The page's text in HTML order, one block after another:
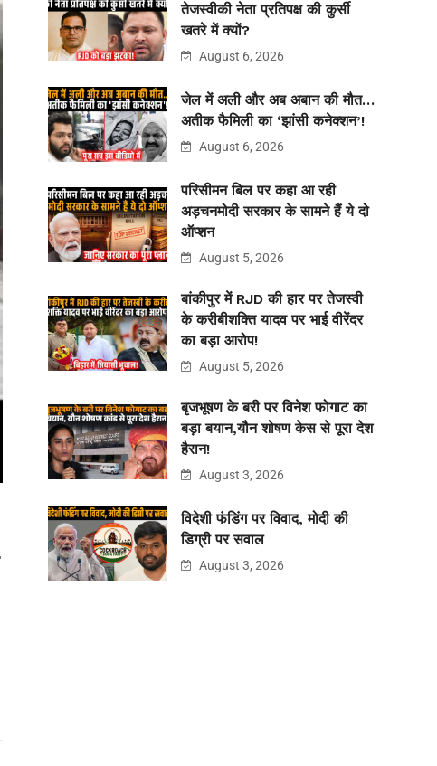
तेजस्वीकी नेता प्रतिपक्ष की कुर्सी
खतरे में क्यों?
August 6, 2026
जेल में अली और अब अबान की मौत…
अतीक फैमिली का ‘झांसी कनेक्शन’!
August 6, 2026
परिसीमन बिल पर कहा आ रही
अड़चनमोदी सरकार के सामने हैं ये दो
ऑप्शन
August 5, 2026
बांकीपुर में RJD की हार पर तेजस्वी
के करीबीशक्ति यादव पर भाई वीरेंदर
का बड़ा आरोप!
August 5, 2026
बृजभूषण के बरी पर विनेश फोगाट का
बड़ा बयान,यौन शोषण केस से पूरा देश
हैरान!
August 3, 2026
विदेशी फंडिंग पर विवाद, मोदी की
डिग्री पर सवाल
August 3, 2026